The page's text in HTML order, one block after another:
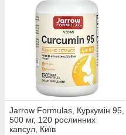
Jarrow Formulas, Куркумін 95,
500 мг, 120 рослинних
капсул, Київ